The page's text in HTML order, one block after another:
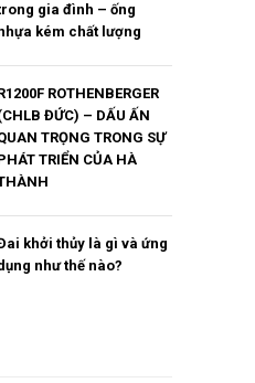
gia đình – ống
kém chất lượng
ROTHENBERGER
ĐỨC) – DẤU ẤN
TRỌNG TRONG SỰ
TRIỂN CỦA HÀ
khởi thủy là gì và ứng
như thế nào?